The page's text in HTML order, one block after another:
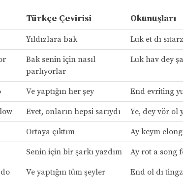
Türkçe Çevirisi Okunuşları
Yıldızlara bak Luk et dı sıtarz
Bak senin için nasıl
parlıyorlar
Luk hav dey
Ve yaptığın her şey End evriting
Evet, onların hepsi sarıydı Ye, dey vör ol
Ortaya çıktım Ay keym elong
Senin için bir şarkı yazdım Ay rot a song
Ve yaptığın tüm şeyler End ol dı